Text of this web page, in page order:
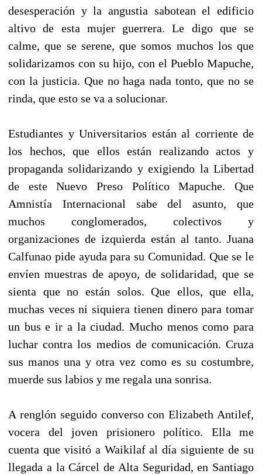
desesperación y la angustia sabotean el edificio
altivo de esta mujer guerrera. Le digo que se
calme, que se serene, que somos muchos los que
solidarizamos con su hijo, con el Pueblo Mapuche,
con la justicia. Que no haga nada tonto, que no se
rinda, que esto se va a solucionar.
Estudiantes y Universitarios están al corriente de
los hechos, que ellos están realizando actos y
propaganda solidarizando y exigiendo la Libertad
de este Nuevo Preso Político Mapuche. Que
Amnistía Internacional sabe del asunto, que
muchos conglomerados, colectivos y
organizaciones de izquierda están al tanto. Juana
Calfunao pide ayuda para su Comunidad. Que se le
envíen muestras de apoyo, de solidaridad, que se
sienta que no están solos. Que ellos, que ella,
muchas veces ni siquiera tienen dinero para tomar
un bus e ir a la ciudad. Mucho menos como para
luchar contra los medios de comunicación. Cruza
sus manos una y otra vez como es su costumbre,
muerde sus labios y me regala una sonrisa.
A renglón seguido converso con Elizabeth Antilef,
vocera del joven prisionero político. Ella me
cuenta que visitó a Waikilaf al día siguiente de su
llegada a la Cárcel de Alta Seguridad, en Santiago